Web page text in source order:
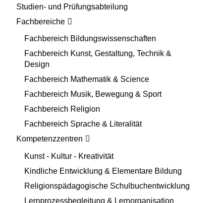
Studien- und Prüfungsabteilung
Fachbereiche
Fachbereich Bildungswissenschaften
Fachbereich Kunst, Gestaltung, Technik &
Design
Fachbereich Mathematik & Science
Fachbereich Musik, Bewegung & Sport
Fachbereich Religion
Fachbereich Sprache & Literalität
Kompetenzzentren
Kunst - Kultur - Kreativität
Kindliche Entwicklung & Elementare Bildung
Religionspädagogische Schulbuchentwicklung
Lernprozessbegleitung & Lernorganisation